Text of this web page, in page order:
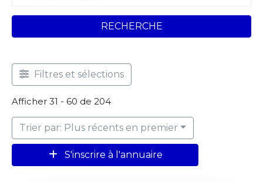
RECHERCHE
Filtres et sélections
Afficher 31 - 60 de 204
Trier par: Plus récents en premier
S'inscrire à l'annuaire